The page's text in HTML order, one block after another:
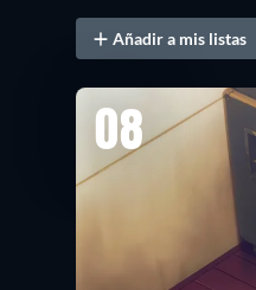
Añadir a mis listas
08